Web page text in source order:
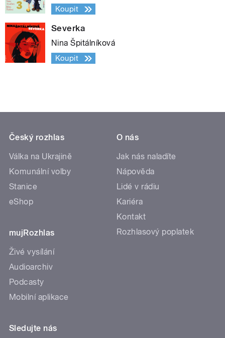
Koupit
Severka
Nina Špitálníková
Koupit
Český rozhlas
Válka na Ukrajině
Komunální volby
Stanice
eShop
mujRozhlas
Živé vysílání
Audioarchiv
Podcasty
Mobilní aplikace
O nás
Jak nás naladíte
Nápověda
Lidé v rádiu
Kariéra
Kontakt
Rozhlasový poplatek
Sledujte nás